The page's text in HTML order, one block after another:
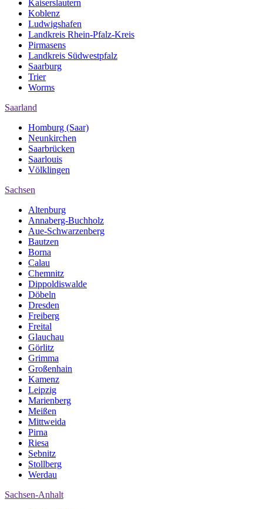
Kaiserslautern
Koblenz
Ludwigshafen
Landkreis Rhein-Pfalz-Kreis
Pirmasens
Landkreis Südwestpfalz
Saarburg
Trier
Worms
Saarland
Homburg (Saar)
Neunkirchen
Saarbrücken
Saarlouis
Völklingen
Sachsen
Altenburg
Annaberg-Buchholz
Aue-Schwarzenberg
Bautzen
Borna
Calau
Chemnitz
Dippoldiswalde
Döbeln
Dresden
Freiberg
Freital
Glauchau
Görlitz
Grimma
Großenhain
Kamenz
Leipzig
Marienberg
Meißen
Mittweida
Pirna
Riesa
Sebnitz
Stollberg
Werdau
Sachsen-Anhalt